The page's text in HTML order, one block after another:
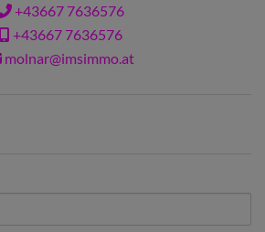
+43667 7636576
+43667 7636576
molnar@imsimmo.at